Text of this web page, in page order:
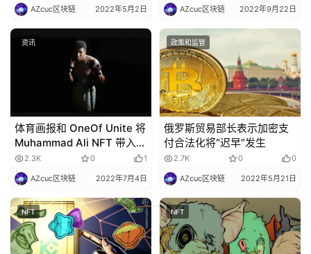
AZcuc区块链 2022年5月2日 AZcuc区块链 2022年9月22日
资讯
体育画报和 OneOf Unite 将
Muhammad Ali NFT 带入生
活2.3K 0 1
AZcuc区块链 2022年7月4日
政策和监管
俄罗斯贸易部长表示加密支
付合法化将“迟早”发生
2.7K 0 0
AZcuc区块链 2022年5月21日
NFT NFT